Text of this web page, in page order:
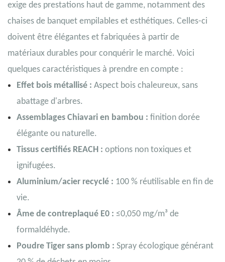
exige des prestations haut de gamme, notamment des
chaises de banquet empilables et esthétiques. Celles-ci
doivent être élégantes et fabriquées à partir de
matériaux durables pour conquérir le marché. Voici
quelques caractéristiques à prendre en compte :
Effet bois métallisé : Aspect bois chaleureux, sans
abattage d'arbres.
Assemblages Chiavari en bambou : finition dorée
élégante ou naturelle.
Tissus certifiés REACH : options non toxiques et
ignifugées.
Aluminium/acier recyclé : 100 % réutilisable en fin de
vie.
Âme de contreplaqué E0 : ≤0,050 mg/m³ de
formaldéhyde.
Poudre Tiger sans plomb : Spray écologique générant